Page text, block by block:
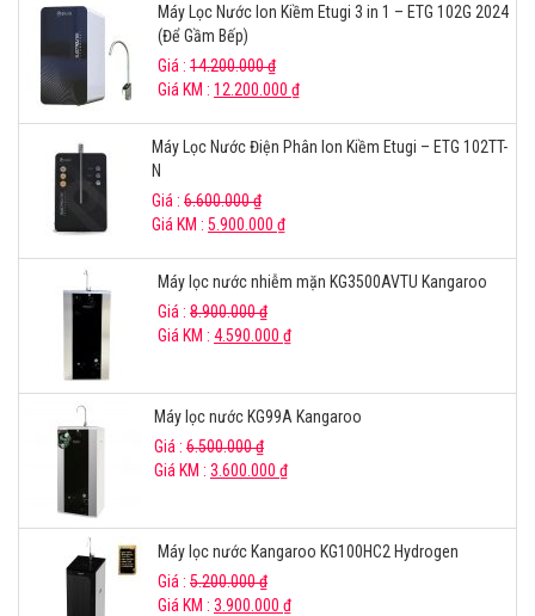
Máy Lọc Nước Ion Kiềm Etugi 3 in 1 – ETG 102G 2024
(Để Gầm Bếp)
Giá : 14.200.000₫
Giá KM : 12.200.000 ₫
Máy Lọc Nước Điện Phân Ion Kiềm Etugi – ETG 102TT-
N
Giá : 6.600.000₫
Giá KM : 5.900.000 ₫
Máy lọc nước nhiễm mặn KG3500AVTU Kangaroo
Giá : 8.900.000₫
Giá KM : 4.590.000 ₫
Máy lọc nước KG99A Kangaroo
Giá : 6.500.000₫
Giá KM : 3.600.000 ₫
Máy lọc nước Kangaroo KG100HC2 Hydrogen
Giá : 5.200.000₫
Giá KM : 3.900.000 ₫